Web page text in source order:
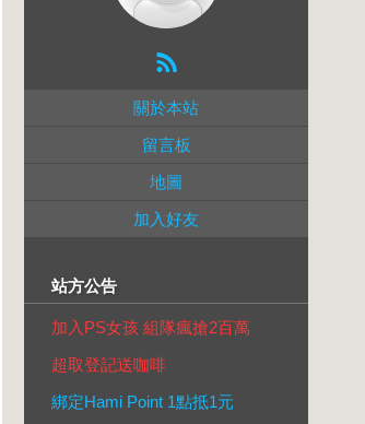
關於本站
留言板
地圖
加入好友
站方公告
加入PS女孩 組隊瘋搶2百萬
超取登記送咖啡
綁定Hami Point 1點抵1元